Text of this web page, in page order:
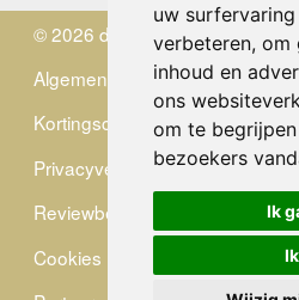
uw
verbeteren, om
inhoud en
ons
om te
bezoekers
Ik
© 2026 de Zwerver
Algemene Voorwaarden
Kortingscode
Privacyverklaring
Reviewbeleid
Cookies